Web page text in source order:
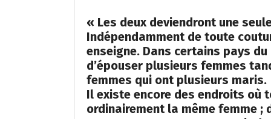
« Les deux deviendront une
Indépendamment de toute
enseigne. Dans certains pays
d’épouser plusieurs femmes
femmes qui ont plusieurs maris.
Il existe encore des endroits où
ordinairement la même femme ;